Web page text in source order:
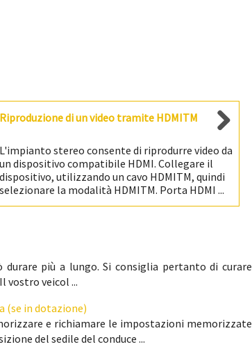
Riproduzione di un video tramite HDMITM
L'impianto stereo consente di riprodurre video da
un dispositivo compatibile HDMI. Collegare il
dispositivo, utilizzando un cavo HDMITM, quindi
selezionare la modalità HDMITM. Porta HDMI ...
più a lungo. Si consiglia pertanto di curare
vostro veicol ...
(se in dotazione)
e richiamare le impostazioni memorizzate
del sedile del conduce ...